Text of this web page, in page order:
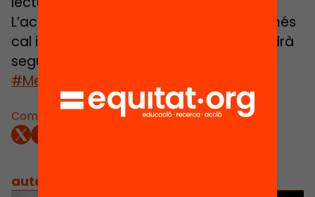
Comparteix:
L’accés al webinar és lliure i gratuït, només
cal inscriure-s’hi. El debat també es podrà
seguir via Twitter a través del hashtag
#MentoriaLECXIT
autors